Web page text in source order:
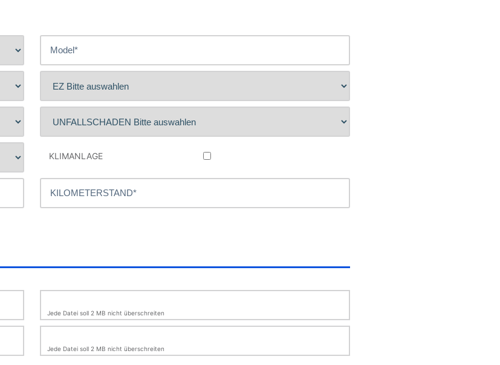
KLIMANLAGE
Jede Datei soll 2 MB nicht überschreiten
Jede Datei soll 2 MB nicht überschreiten